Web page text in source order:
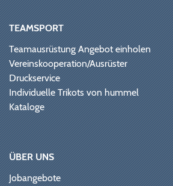
TEAMSPORT
Teamausrüstung Angebot einholen
Vereinskooperation/Ausrüster
Druckservice
Individuelle Trikots von hummel
Kataloge
ÜBER UNS
Jobangebote